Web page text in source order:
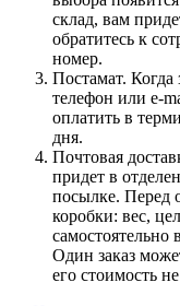
склад, вам
обратитесь к
номер.
Постамат. Когда
телефон или e-
оплатить в
дня.
Почтовая
придет в
посылке. Перед
коробки: вес,
самостоятельно
Один заказ
его стоимость